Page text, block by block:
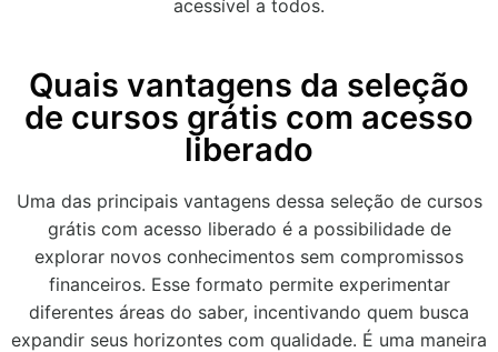
acessível a todos.
Quais vantagens da seleção
de cursos grátis com acesso
liberado
Uma das principais vantagens dessa seleção de cursos
grátis com acesso liberado é a possibilidade de
explorar novos conhecimentos sem compromissos
financeiros. Esse formato permite experimentar
diferentes áreas do saber, incentivando quem busca
expandir seus horizontes com qualidade. É uma maneira